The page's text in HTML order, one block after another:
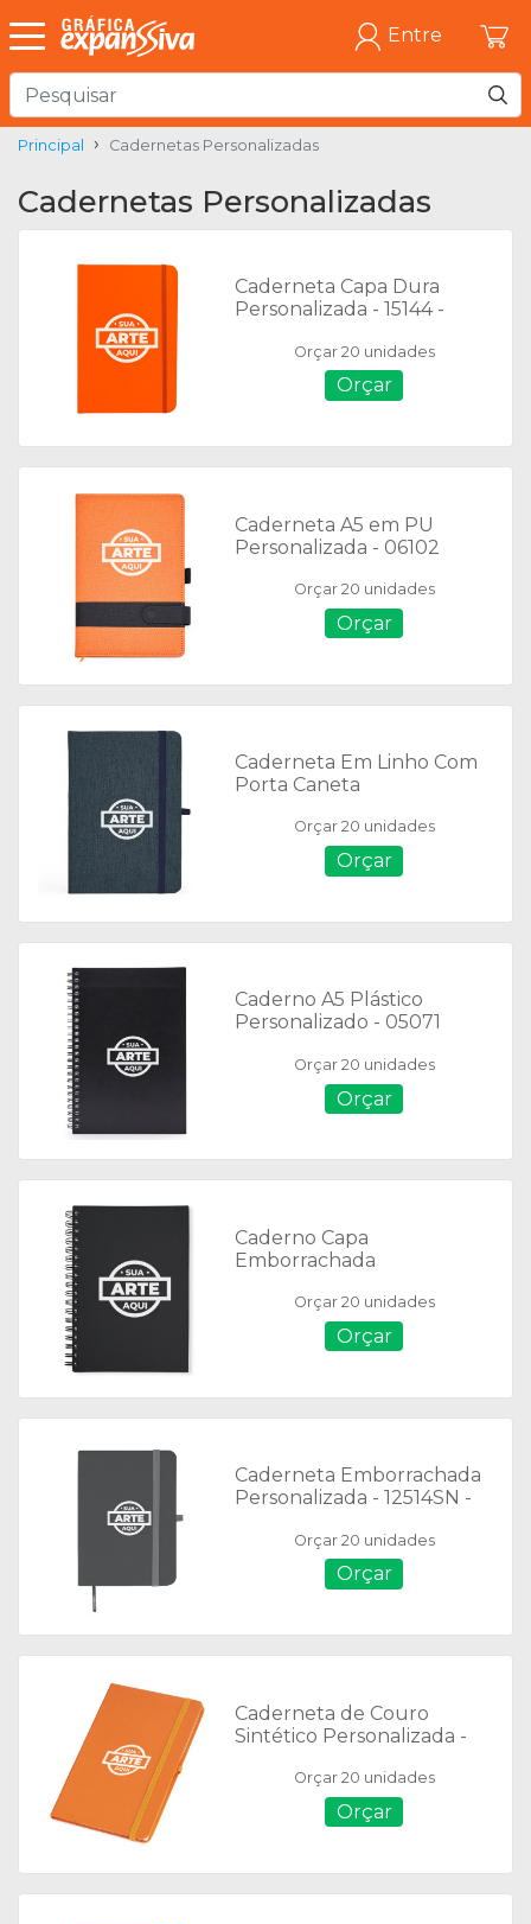
Entre
Principal Cadernetas Personalizadas
Cadernetas Personalizadas
Caderneta Capa Dura
Personalizada - 15144 -
Orçar 20 unidades
Orçar
Caderneta A5 em PU
Personalizada - 06102
Orçar 20 unidades
Orçar
Caderneta Em Linho Com
Porta Caneta
Orçar 20 unidades
Orçar
Caderno A5 Plástico
Personalizado - 05071
Orçar 20 unidades
Orçar
Caderno Capa
Emborrachada
Orçar 20 unidades
Orçar
Caderneta Emborrachada
Personalizada - 12514SN -
x 17,6 cmOrçar 20 unidades
Orçar
Caderneta de Couro
Sintético Personalizada -
Orçar 20 unidades
Orçar